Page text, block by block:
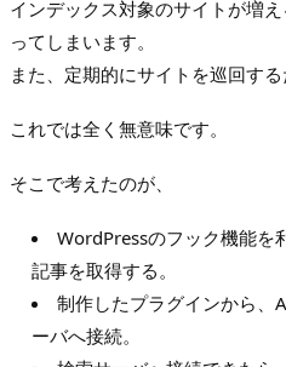
インデックス対象のサイトが増
ってしまいます。
また、定期的にサイトを巡回す
これでは全く無意味です。
そこで考えたのが、
WordPressのフック機能を
記事を取得する。
制作したプラグインから、
ーバへ接続。